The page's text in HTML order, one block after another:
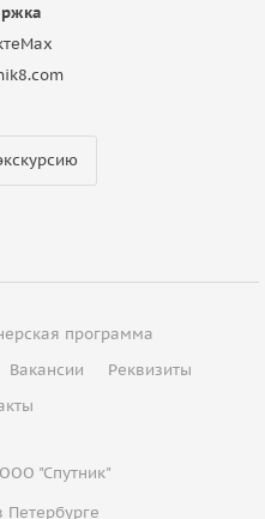
Max
программа
Вакансии
Реквизиты
ООО "Спутник"
Петербурге